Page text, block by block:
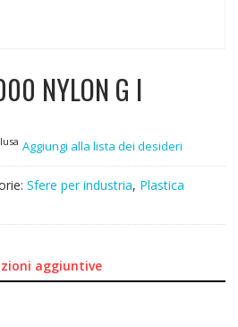
NYLON G I
Aggiungi alla lista dei desideri
Sfere per industria, Plastica
aggiuntive